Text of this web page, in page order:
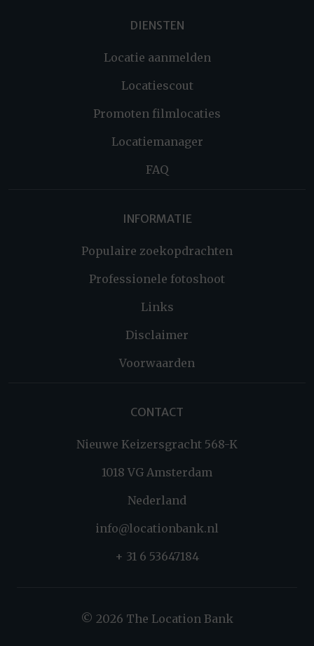
DIENSTEN
Locatie aanmelden
Locatiescout
Promoten filmlocaties
Locatiemanager
FAQ
INFORMATIE
Populaire zoekopdrachten
Professionele fotoshoot
Links
Disclaimer
Voorwaarden
CONTACT
Nieuwe Keizersgracht 568-K
1018 VG Amsterdam
Nederland
info@locationbank.nl
+ 31 6 53647184
© 2026 The Location Bank